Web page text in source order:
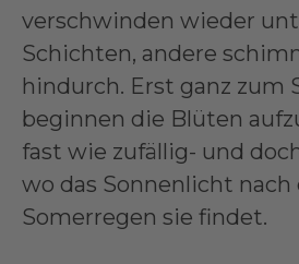
verschwinden wieder
Schichten, andere
hindurch. Erst ganz zum
beginnen die Blüten
fast wie zufällig- und
wo das Sonnenlicht nach
Somerregen sie findet.